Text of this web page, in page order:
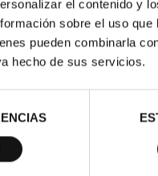
el contenido y
sobre el uso
pueden combinarla
hecho de sus servicios.